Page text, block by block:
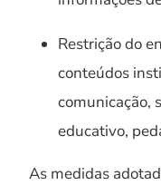
Restrição do
conteúdos
comunicação,
educativo,
As medidas